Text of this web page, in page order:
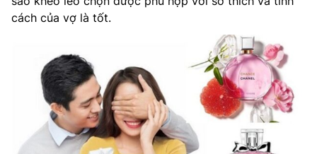
cách của vợ là tốt.